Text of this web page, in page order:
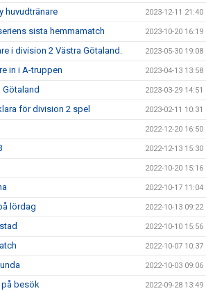
huvudtränare 2023-12-11 21:40
sista hemmamatch 2023-10-20 16:19
i division 2 Västra Götaland. 2023-05-30 19:08
in i A-truppen 2023-04-13 13:58
Götaland 2023-03-29 14:51
för division 2 spel 2023-02-11 10:31
2022-12-20 16:50
2022-12-13 15:30
2022-10-20 15:16
2022-10-17 11:04
lördag 2022-10-13 09:22
2022-10-10 15:56
2022-10-07 10:37
2022-10-03 09:06
på besök 2022-09-28 13:49